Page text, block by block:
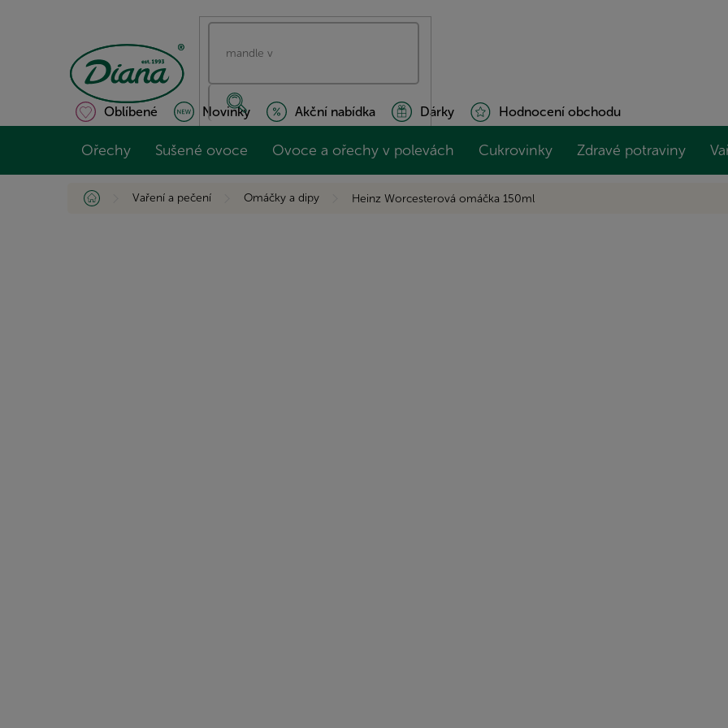
Oblíbené Novinky Akční nabídka Dárky Hodnocení obchodu
Ořechy Sušené ovoce Ovoce a ořechy v polevách Cukrovinky Zdravé potraviny
Domů Vaření a pečení Omáčky a dipy Heinz Worcesterová omáčka 150ml